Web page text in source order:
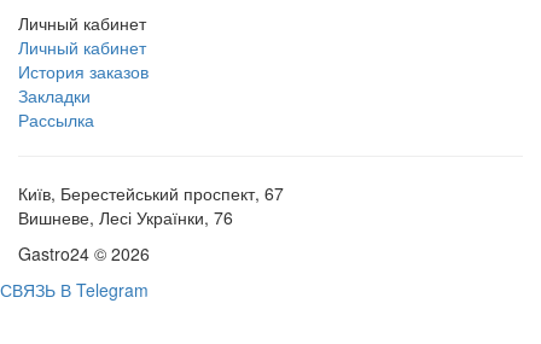
Личный кабинет
Личный кабинет
История заказов
Закладки
Рассылка
Київ, Берестейський проспект, 67
Вишневе, Лесі Українки, 76
Gastro24 © 2026
СВЯЗЬ В Telegram